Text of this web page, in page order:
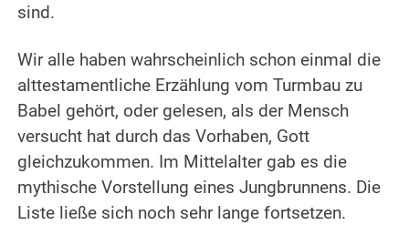
sind.
Wir alle haben wahrscheinlich schon einmal die
alttestamentliche Erzählung vom Turmbau zu
Babel gehört, oder gelesen, als der Mensch
versucht hat durch das Vorhaben, Gott
gleichzukommen. Im Mittelalter gab es die
mythische Vorstellung eines Jungbrunnens. Die
Liste ließe sich noch sehr lange fortsetzen.